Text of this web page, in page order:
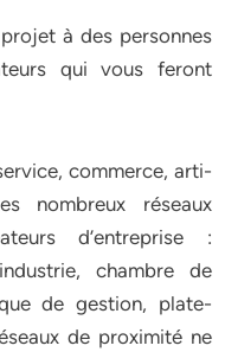
à des personnes
qui vous feront
commerce, arti-
nombreux réseaux
d’entreprise :
chambre de
de gestion, plate-
de proximité ne